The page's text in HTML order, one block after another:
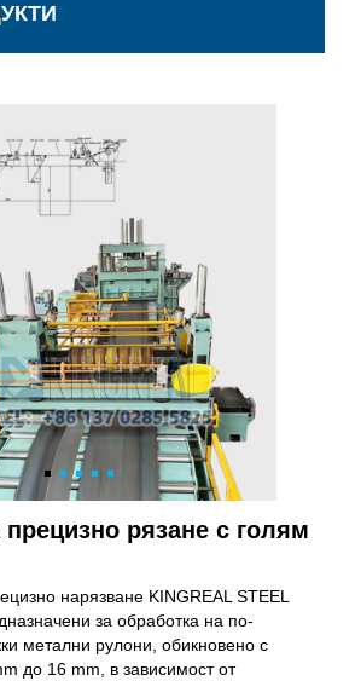
рязане с голям
нарязване KINGREAL STEEL
за обработка на по-
метални рулони, обикновено с
до 16 mm, в зависимост от